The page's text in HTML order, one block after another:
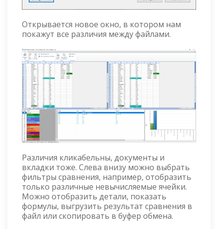
Открывается новое окно, в котором нам
покажут все различия между файлами.
Различия кликабельны, документы и
вкладки тоже. Слева внизу можно выбрать
фильтры сравнения, например, отобразить
только различные невычисляемые ячейки.
Можно отобразить детали, показать
формулы, выгрузить результат сравнения в
файл или скопировать в буфер обмена.